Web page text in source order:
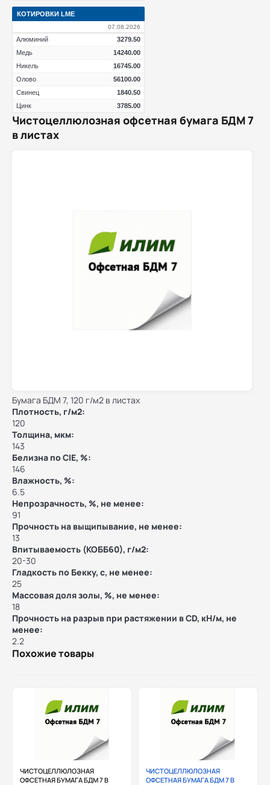
КОТИРОВКИ LME
07.08.2026
Алюминий
3279.50
Медь
14240.00
Никель
16745.00
Олово
56100.00
Свинец
1840.50
Цинк
3785.00
Чистоцеллюлозная офсетная бумага БДМ 7
в листах
Бумага БДМ 7, 120 г/м2 в листах
Плотность, г/м2:
120
Толщина, мкм:
143
Белизна по CIE, %:
146
Влажность, %:
6.5
Непрозрачность, %, не менее:
91
Прочность на выщипывание, не менее:
13
Впитываемость (КОББ60), г/м2:
20-30
Гладкость по Бекку, с, не менее:
25
Массовая доля золы, %, не менее:
18
Прочность на разрыв при растяжении в CD, кН/м, не
менее:
2.2
Похожие товары
ЧИСТОЦЕЛЛЮЛОЗНАЯ
ОФСЕТНАЯ БУМАГА БДМ 7 В
ЧИСТОЦЕЛЛЮЛОЗНАЯ
ОФСЕТНАЯ БУМАГА БДМ 7 В